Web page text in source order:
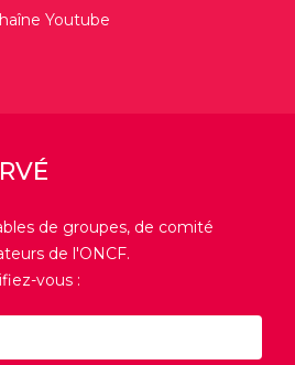
Youtube
de groupes, de comité
de l'ONCF.
vous :